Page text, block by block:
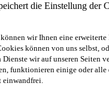
die Einstellung der
wir Ihnen eine
können von uns selbst,
Dienste wir auf unseren Seiten
funktionieren einige oder alle
einwandfrei.